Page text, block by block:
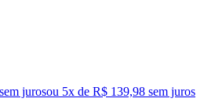
jurosou 5x de R$ 139,98 sem juros